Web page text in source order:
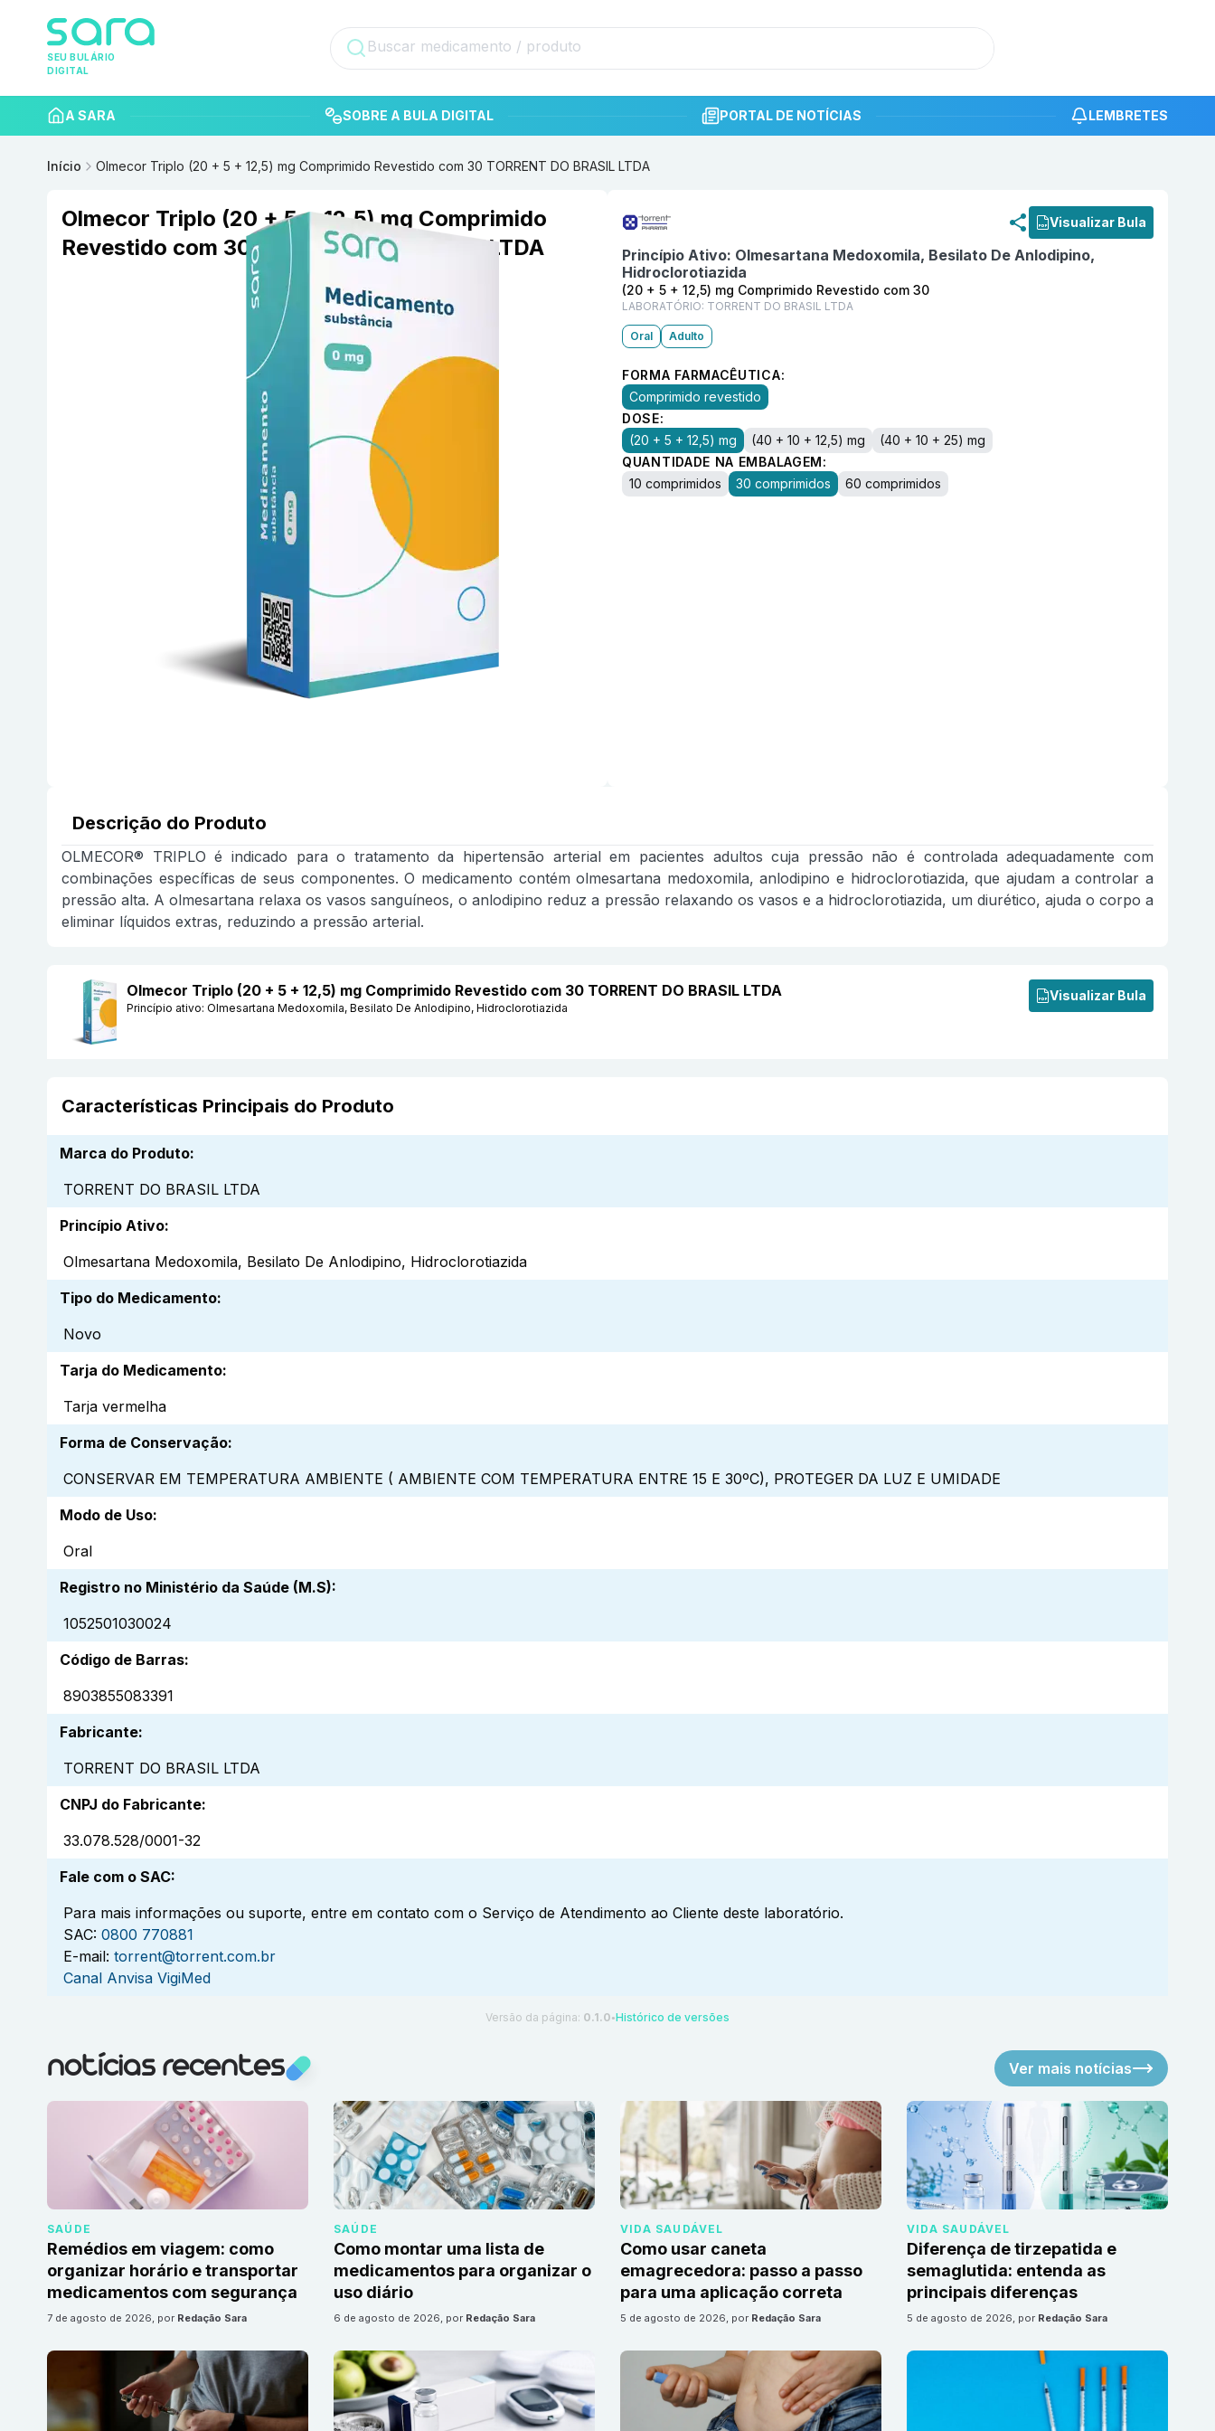
SEU BULÁRIO
DIGITAL
A SARA SOBRE A BULA DIGITAL PORTAL DE NOTÍCIAS LEMBRETES
Início Olmecor Triplo (20 + 5 + 12,5) mg Comprimido Revestido com 30 TORRENT DO BRASIL LTDA
Olmecor Triplo (20 + 5 + 12,5) mg Comprimido
Revestido com 30 TORRENT DO BRASIL LTDA
Visualizar Bula
Princípio Ativo: Olmesartana Medoxomila, Besilato De Anlodipino,
Hidroclorotiazida
(20 + 5 + 12,5) mg Comprimido Revestido com 30
LABORATÓRIO: TORRENT DO BRASIL LTDA
Oral Adulto
FORMA FARMACÊUTICA:
Comprimido revestido
DOSE:
(20 + 5 + 12,5) mg
(40 + 10 + 12,5) mg
(40 + 10 + 25) mg
QUANTIDADE NA EMBALAGEM:
10 comprimidos
30 comprimidos 60 comprimidos
Descrição do Produto
OLMECOR® TRIPLO é indicado para o tratamento da hipertensão arterial em pacientes adultos cuja pressão não é controlada adequadamente com
combinações específicas de seus componentes. O medicamento contém olmesartana medoxomila, anlodipino e hidroclorotiazida, que ajudam a controlar a
pressão alta. A olmesartana relaxa os vasos sanguíneos, o anlodipino reduz a pressão relaxando os vasos e a hidroclorotiazida, um diurético, ajuda o corpo a
eliminar líquidos extras, reduzindo a pressão arterial.
Olmecor Triplo (20 + 5 + 12,5) mg Comprimido Revestido com 30 TORRENT DO BRASIL LTDA
Princípio ativo: Olmesartana Medoxomila, Besilato De Anlodipino, Hidroclorotiazida
Visualizar Bula
Características Principais do Produto
Marca do Produto:
TORRENT DO BRASIL LTDA
Princípio Ativo:
Olmesartana Medoxomila, Besilato De Anlodipino, Hidroclorotiazida
Tipo do Medicamento:
Novo
Tarja do Medicamento:
Tarja vermelha
Forma de Conservação:
CONSERVAR EM TEMPERATURA AMBIENTE ( AMBIENTE COM TEMPERATURA ENTRE 15 E 30ºC), PROTEGER DA LUZ E UMIDADE
Modo de Uso:
Oral
Registro no Ministério da Saúde (M.S):
1052501030024
Código de Barras:
8903855083391
Fabricante:
TORRENT DO BRASIL LTDA
CNPJ do Fabricante:
33.078.528/0001-32
Fale com o SAC:
Para mais informações ou suporte, entre em contato com o Serviço de Atendimento ao Cliente deste laboratório.
SAC: 0800 770881
E-mail: torrent@torrent.com.br
Canal Anvisa VigiMed
Versão da página: 0.1.0 ●Histórico de versões
notícias recentes Ver mais notícias
SAÚDE
Remédios em viagem: como
organizar horário e transportar
medicamentos com segurança
7 de agosto de 2026, por Redação Sara
SAÚDE
Como montar uma lista de
medicamentos para organizar o
uso diário
6 de agosto de 2026, por Redação Sara
VIDA SAUDÁVEL
Como usar caneta
emagrecedora: passo a passo
para uma aplicação correta
5 de agosto de 2026, por Redação Sara
VIDA SAUDÁVEL
Diferença de tirzepatida e
semaglutida: entenda as
principais diferenças
5 de agosto de 2026, por Redação Sara